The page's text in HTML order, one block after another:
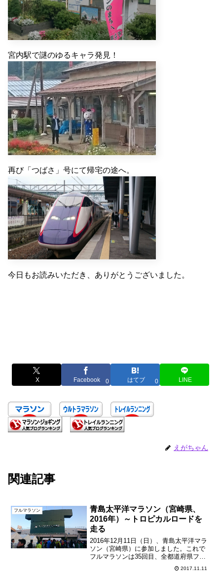
宮内駅で謎のゆるキャラ発見！
再び「つばさ」号にて帰宅の途へ。
今日もお読みいただき、ありがとうございました。
X Facebook 0 はてブ 0 LINE
えがちゃん
関連記事
フルマラソン
青島太平洋マラソン（宮崎県、
2016年）～トロピカルロードを
走る
2016年12月11日（日）、青島太平洋マラ
ソン（宮崎県）に参加しました。これで
フルマラソンは35回目、全都道府県フル
マラソン完全制覇は27都道府県となりま
した。アクセスと宿泊飛行機で前日に宮
2017.11.11